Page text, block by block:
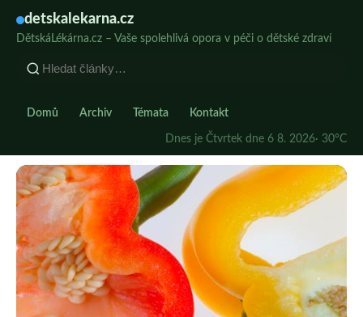
detskalekarna.cz
DětskáLékárna.cz – Vaše spolehlivá opora v péči o dětské zdraví
Domů Archiv Témata Kontakt
Dnes je Čtvrtek dne 6 8. 2026· 30°C